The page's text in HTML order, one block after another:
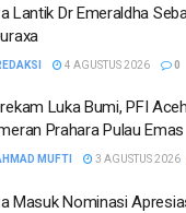
Lantik Dr Emeraldha
4 AGUSTUS 2026 0
Luka Bumi, PFI
Prahara Pulau Emas
MUFTI 3 AGUSTUS 2026
Masuk Nominasi